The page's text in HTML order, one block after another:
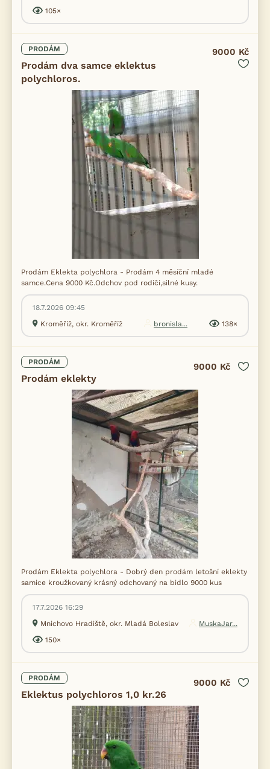
105×
PRODÁM
Prodám dva samce eklektus
polychloros.
9000 Kč
Prodám Eklekta polychlora - Prodám 4 měsíční mladé
samce.Cena 9000 Kč.Odchov pod rodiči,silné kusy.
18.7.2026 09:45
Kroměříž, okr. Kroměříž
bronisla... 138×
PRODÁM
Prodám eklekty
9000 Kč
Prodám Eklekta polychlora - Dobrý den prodám letošní eklekty
samice kroužkovaný krásný odchovaný na bidlo 9000 kus
17.7.2026 16:29
Mnichovo Hradiště, okr. Mladá Boleslav
MuskaJar...
150×
PRODÁM
Eklektus polychloros 1,0 kr.26
9000 Kč